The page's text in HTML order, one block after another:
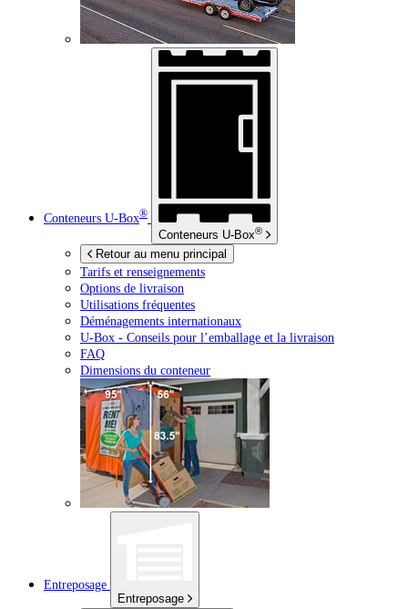
Conteneurs U-Box®
Conteneurs U-Box®
Retour au menu principal
Tarifs et renseignements
Options de livraison
Utilisations fréquentes
Déménagements internationaux
U-Box - Conseils pour l’emballage et la livraison
FAQ
Dimensions du conteneur
Entreposage
Entreposage